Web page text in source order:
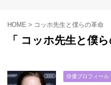
HOME > コッホ先生と僕らの革命
「 コッホ先生と僕
俳優プロフィール